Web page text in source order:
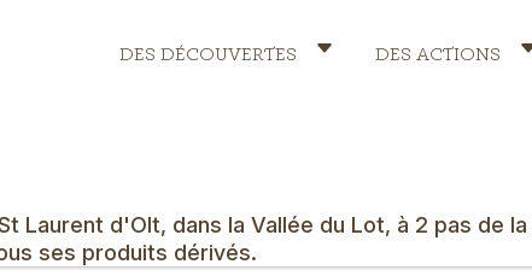
Header
DES DÉCOUVERTES DES ACTIONS
Laurent d'Olt, dans la Vallée du Lot, à 2 pas de
ses produits dérivés.